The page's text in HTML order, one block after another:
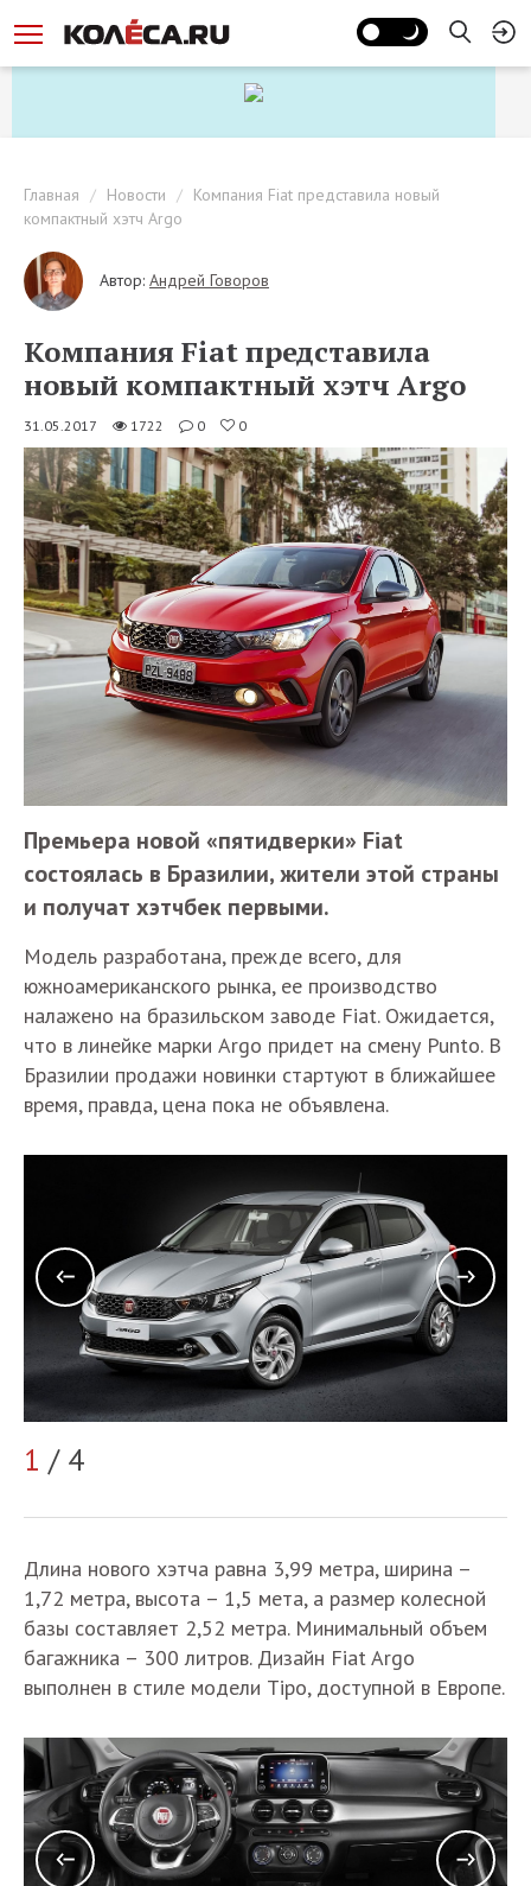
Главная Новости
Компания Fiat представила новый
компактный хэтч Argo
Автор: Андрей Говоров
Компания Fiat представила
новый компактный хэтч Argo
31.05.2017 1722 0 0
Премьера новой «пятидверки» Fiat
состоялась в Бразилии, жители этой страны
и получат хэтчбек первыми.
Модель разработана, прежде всего, для
южноамериканского рынка, ее производство
налажено на бразильском заводе Fiat. Ожидается,
что в линейке марки Argo придет на смену Punto. В
Бразилии продажи новинки стартуют в ближайшее
время, правда, цена пока не объявлена.
1 / 4
Длина нового хэтча равна 3,99 метра, ширина –
1,72 метра, высота – 1,5 мета, а размер колесной
базы составляет 2,52 метра. Минимальный объем
багажника – 300 литров. Дизайн Fiat Argo
выполнен в стиле модели Tipo, доступной в Европе.